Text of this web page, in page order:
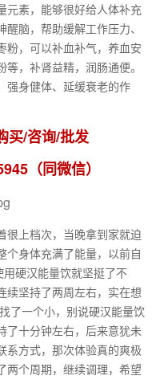
元素，能够很好给人体补充
脑，帮助缓解工作压力、
粉，可以补血补气，养血安
，补肾益精，润肠通便。
强身健体、延缓衰老的作
买/咨询/批发
（同微信）
很上档次，当晚拿到家就迫
个身体充满了能量，以前自
用硬汉能量饮就坚挺了不
续坚持了两周左右，实在想
了一个小，别说硬汉能量饮
了十分钟左右，后来意犹未
系方式，那次体验真的爽极
两个周期，继续调理，希望